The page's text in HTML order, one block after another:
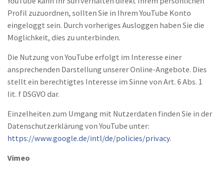
Profil zuzuordnen, sollten Sie in Ihrem YouTube Konto
eingeloggt sein. Durch vorheriges Ausloggen haben Sie die
Möglichkeit, dies zu unterbinden.
Die Nutzung von YouTube erfolgt im Interesse einer
ansprechenden Darstellung unserer Online-Angebote. Dies
stellt ein berechtigtes Interesse im Sinne von Art. 6 Abs. 1
lit. f DSGVO dar.
Einzelheiten zum Umgang mit Nutzerdaten finden Sie in der
Datenschutzerklärung von YouTube unter:
https://www.google.de/intl/de/policies/privacy.
Vimeo